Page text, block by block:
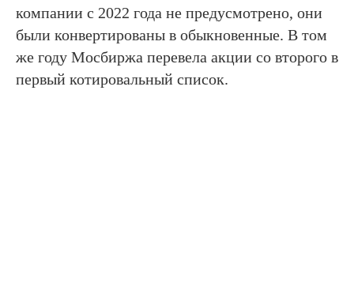
компании с 2022 года не предусмотрено, они
были конвертированы в обыкновенные. В том
же году Мосбиржа перевела акции со второго в
первый котировальный список.